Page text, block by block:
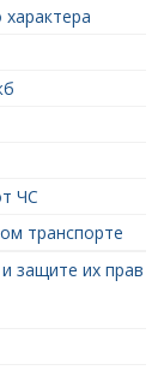
ЧС
транспорте
защите их прав